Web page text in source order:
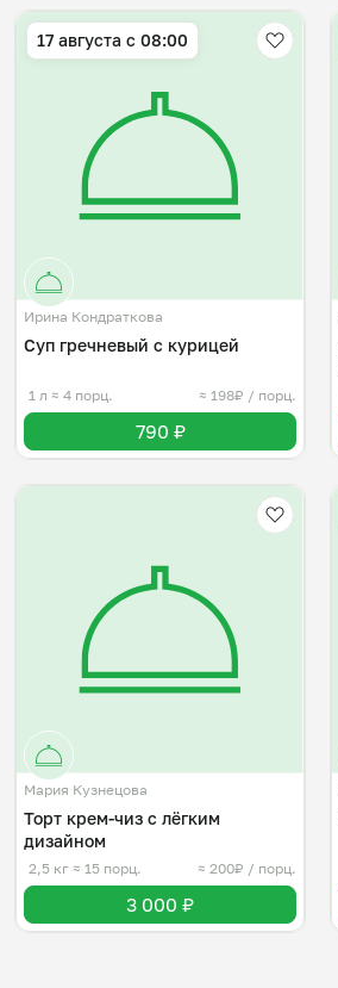
17 августа с 08:00
Ирина Кондраткова
Суп гречневый с курицей
1 л ≈ 4 порц. ≈ 198₽ / порц.
790 ₽
Мария Кузнецова
Торт крем-чиз с лёгким
дизайном
2,5 кг ≈ 15 порц. ≈ 200₽ / порц.
3 000 ₽